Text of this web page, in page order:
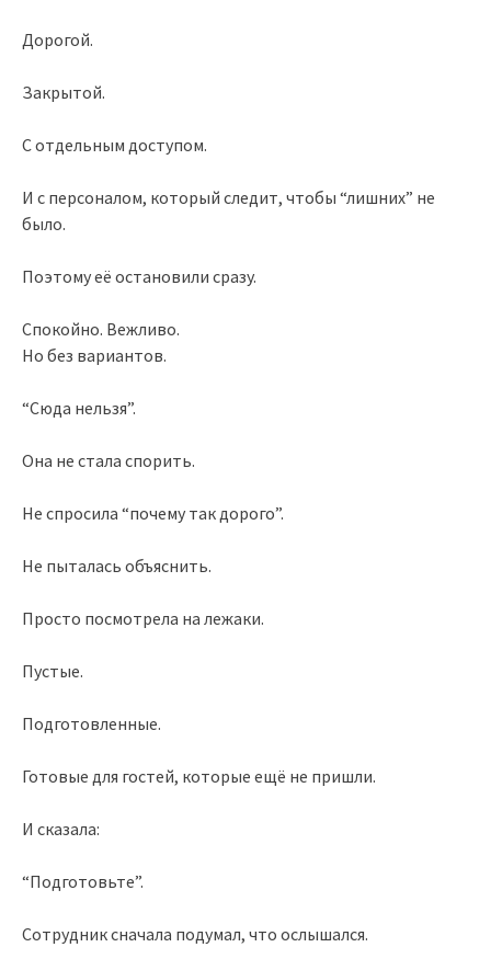
Дорогой.
Закрытой.
С отдельным доступом.
И с персоналом, который следит, чтобы “лишних” не
было.
Поэтому её остановили сразу.
Спокойно. Вежливо.
Но без вариантов.
“Сюда нельзя”.
Она не стала спорить.
Не спросила “почему так дорого”.
Не пыталась объяснить.
Просто посмотрела на лежаки.
Пустые.
Подготовленные.
Готовые для гостей, которые ещё не пришли.
И сказала:
“Подготовьте”.
Сотрудник сначала подумал, что ослышался.